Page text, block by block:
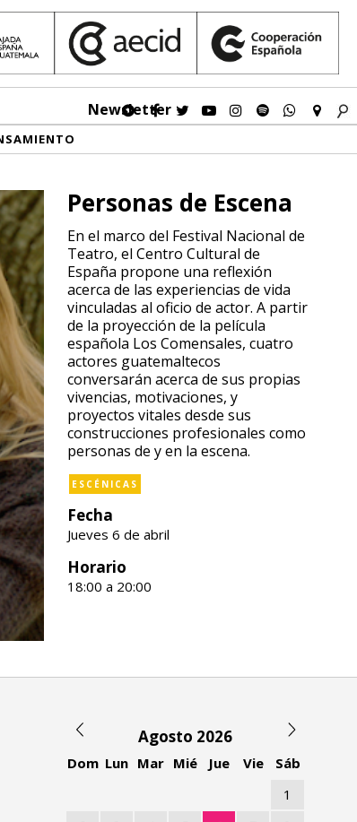
Newsletter
Personas de Escena
En el marco del Festival Nacional de
Teatro, el Centro Cultural de
España propone una reflexión
acerca de las experiencias de vida
vinculadas al oficio de actor. A partir
de la proyección de la película
española Los Comensales, cuatro
actores guatemaltecos
conversarán acerca de sus propias
vivencias, motivaciones, y
proyectos vitales desde sus
construcciones profesionales como
personas de y en la escena.
ESCÉNICAS
Fecha
Jueves 6 de abril
Horario
18:00 a 20:00
Agosto 2026
Dom Lun Mar Mié Jue Vie
Sáb
1